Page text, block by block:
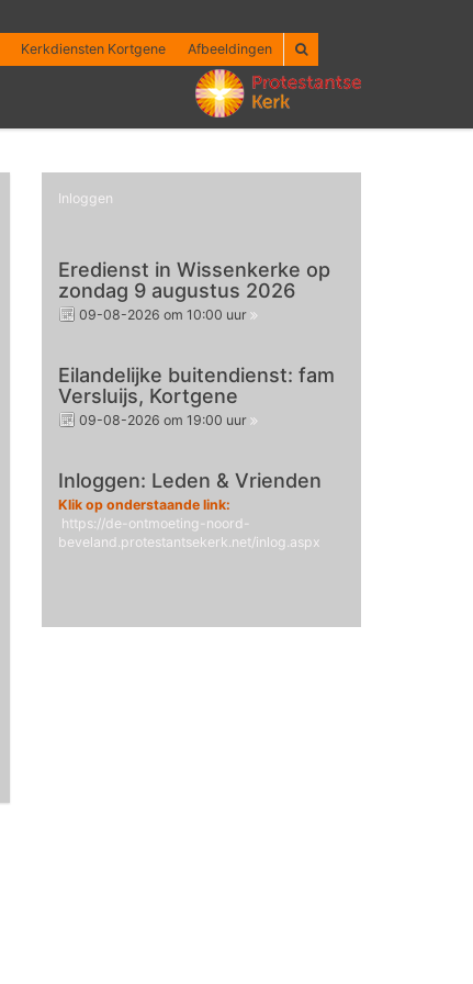
Kerkdiensten Kortgene Afbeeldingen
Inloggen
Eredienst in Wissenkerke op
zondag 9 augustus 2026
09-08-2026 om 10:00 uur
Eilandelijke buitendienst: fam
Versluijs, Kortgene
09-08-2026 om 19:00 uur
Inloggen: Leden & Vrienden
Klik op onderstaande link:
https://de-ontmoeting-noord-
beveland.protestantsekerk.net/inlog.aspx